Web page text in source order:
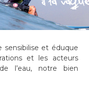
sensibilise et éduque
et les acteurs
l’eau, notre bien